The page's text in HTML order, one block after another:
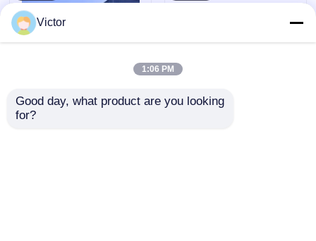
Victor
1:06 PM
Good day, what product are you looking
for?